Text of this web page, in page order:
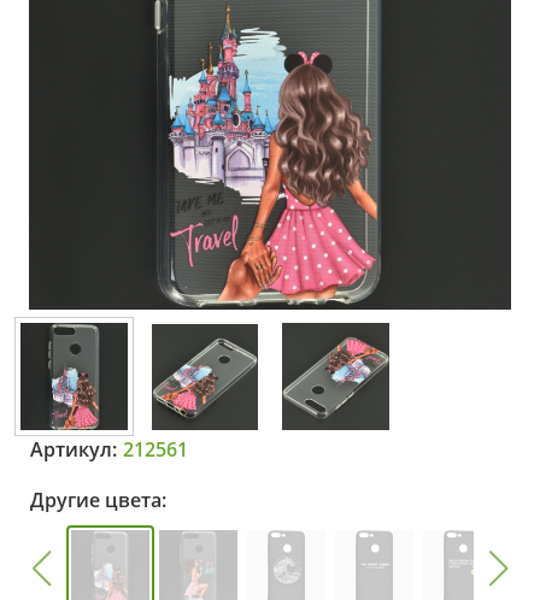
Артикул: 212561
Другие цвета: